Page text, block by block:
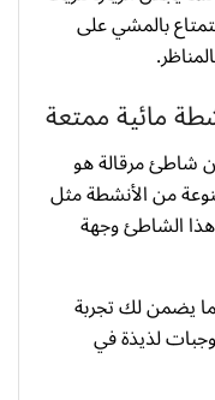
بالمشي على
مائية ممتعة
شاطئ مرقالة هو
من الأنشطة مثل
هذا الشاطئ وجهة
يضمن لك تجربة
لذيذة في